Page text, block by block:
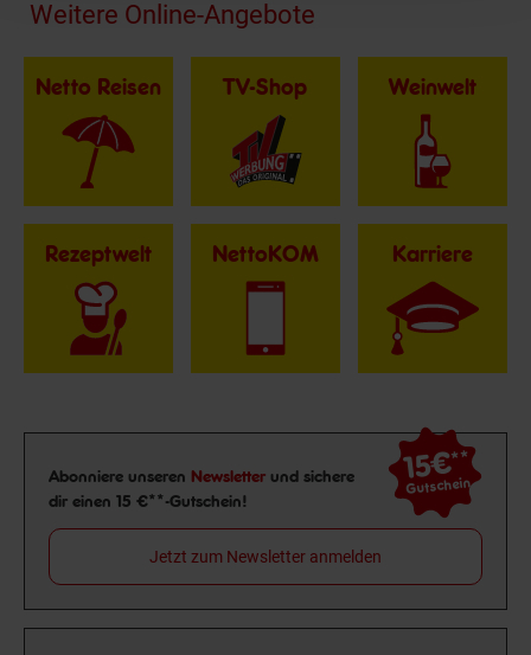
Fußzeile
Weitere Online-Angebote
Netto Reisen TV-Shop Weinwelt
Rezeptwelt NettoKOM Karriere
Newsletter Anmeldung
Abonniere unseren Newsletter und sichere
dir einen 15 €**-Gutschein!
15€**
Gutschein
Jetzt zum Newsletter anmelden